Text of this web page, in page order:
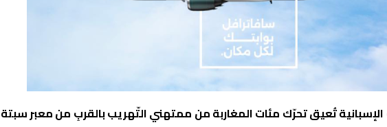
الإسبانية تُعيق تحرّك مئات المغاربة من ممتهني التّهريب بالقربِ من معبر سبتة